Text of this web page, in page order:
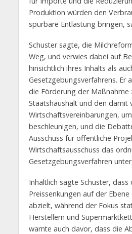
Produktion würden den
spürbare Entlastung bringen,
Schuster sagte, die
Weg, und verwies dabei auf
hinsichtlich ihres Inhalts als
Gesetzgebungsverfahrens. Er
die Förderung der Maßnahme
Staatshaushalt und den damit
Wirtschaftsvereinbarungen,
beschleunigen, und die
Ausschuss für öffentliche
Wirtschaftsausschuss das
Gesetzgebungsverfahren
Inhaltlich sagte Schuster,
Preissenkungen auf der
abzielt, während der Fokus
Herstellern und
warnte auch davor, dass die